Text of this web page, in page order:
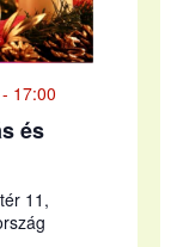
- 17:00
és
11,